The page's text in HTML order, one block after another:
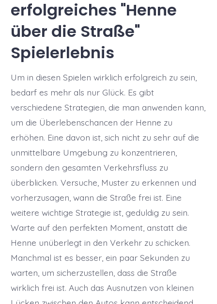
erfolgreiches "Henne
über die Straße"
Spielerlebnis
Um in diesen Spielen wirklich erfolgreich zu sein,
bedarf es mehr als nur Glück. Es gibt
verschiedene Strategien, die man anwenden kann,
um die Überlebenschancen der Henne zu
erhöhen. Eine davon ist, sich nicht zu sehr auf die
unmittelbare Umgebung zu konzentrieren,
sondern den gesamten Verkehrsfluss zu
überblicken. Versuche, Muster zu erkennen und
vorherzusagen, wann die Straße frei ist. Eine
weitere wichtige Strategie ist, geduldig zu sein.
Warte auf den perfekten Moment, anstatt die
Henne unüberlegt in den Verkehr zu schicken.
Manchmal ist es besser, ein paar Sekunden zu
warten, um sicherzustellen, dass die Straße
wirklich frei ist. Auch das Ausnutzen von kleinen